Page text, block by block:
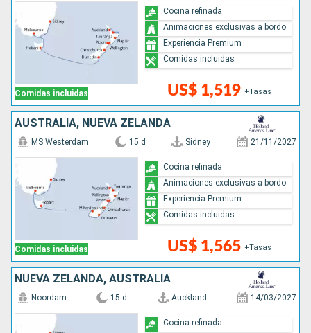
Comidas incluidas US$ 1,519 +Tasas
Cocina refinada
Animaciones exclusivas a bordo
Experiencia Premium
Comidas incluidas
AUSTRALIA, NUEVA ZELANDA
Comidas incluidas
MS Westerdam 15 d Sidney 21/11/2027
US$ 1,565 +Tasas
Cocina refinada
Animaciones exclusivas a bordo
Experiencia Premium
Comidas incluidas
NUEVA ZELANDA, AUSTRALIA
Noordam 15 d Auckland 14/03/2027
Cocina refinada